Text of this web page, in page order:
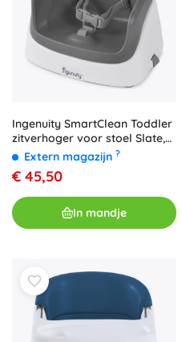
Ingenuity SmartClean Toddler
zitverhoger voor stoel Slate,
2+ jaar, tot 15 kg
Extern magazijn ?
€ 45,50
In mandje